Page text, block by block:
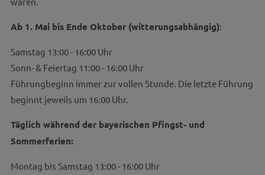
Ab 1. Mai bis Ende Oktober (witterungsabhängig):
Samstag 13:00 - 16:00 Uhr
Sonn- & Feiertag 11:00 - 16:00 Uhr
Führungbeginn immer zur vollen Stunde. Die letzte Führung
beginnt jeweils um 16:00 Uhr.
Täglich während der bayerischen Pfingst- und
Sommerferien:
Montag bis Samstag 13:00 - 16:00 Uhr